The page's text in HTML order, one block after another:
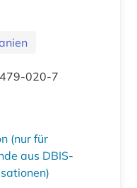
020-7
(nur für
aus DBIS-